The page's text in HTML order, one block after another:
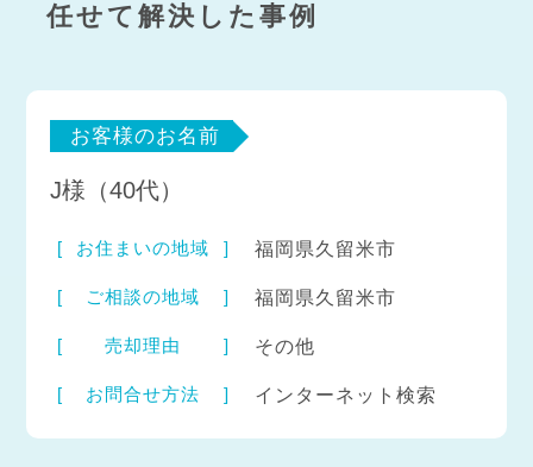
任せて解決した事例
お客様のお名前
J様（40代）
お住まいの地域 福岡県久留米市
ご相談の地域 福岡県久留米市
売却理由 その他
お問合せ方法 インターネット検索